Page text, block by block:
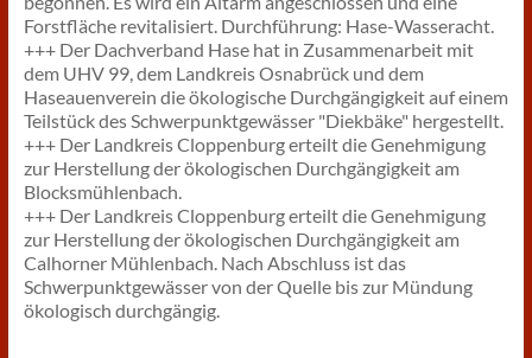
Forstfläche revitalisiert. Durchführung: Hase-Wasseracht.
+++ Der Dachverband Hase hat in Zusammenarbeit mit
dem UHV 99, dem Landkreis Osnabrück und dem
Haseauenverein die ökologische Durchgängigkeit auf einem
Teilstück des Schwerpunktgewässer "Diekbäke" hergestellt.
+++ Der Landkreis Cloppenburg erteilt die Genehmigung
zur Herstellung der ökologischen Durchgängigkeit am
Blocksmühlenbach.
+++ Der Landkreis Cloppenburg erteilt die Genehmigung
zur Herstellung der ökologischen Durchgängigkeit am
Calhorner Mühlenbach. Nach Abschluss ist das
Schwerpunktgewässer von der Quelle bis zur Mündung
ökologisch durchgängig.